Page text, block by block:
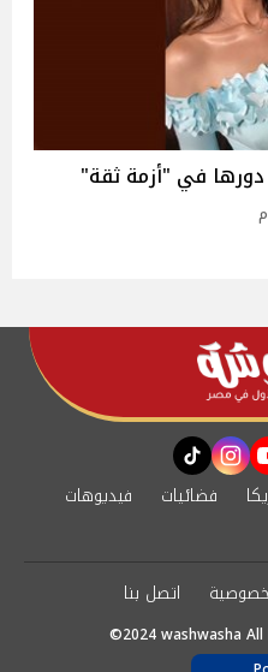
في "أزمة ثقة"
instagram
tiktok
فضائيات
فيديوهات
اتصل بنا
©2024 washwasha All